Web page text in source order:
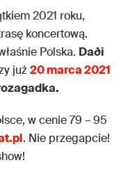
2021 roku,
koncertową.
Polska. Daði
już20 marca 2021
w cenie 79 – 95
. Nie przegapcie!